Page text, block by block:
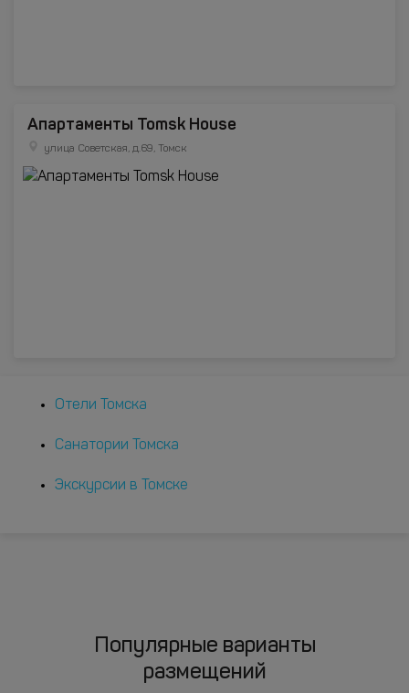
Апартаменты Tomsk House
улица Советская, д.69, Томск
Отели Томска
Санатории Томска
Экскурсии в Томске
Популярные варианты
размещений